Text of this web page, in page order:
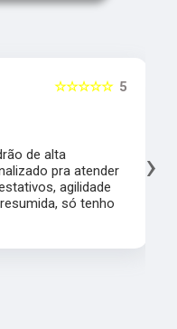
5
☆☆☆☆☆
de alta
pra atender
agilidade
só tenho
›